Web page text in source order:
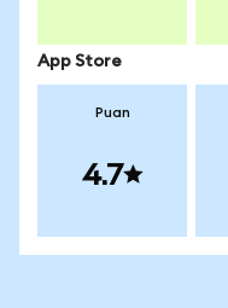
App Store
Puan
4.7